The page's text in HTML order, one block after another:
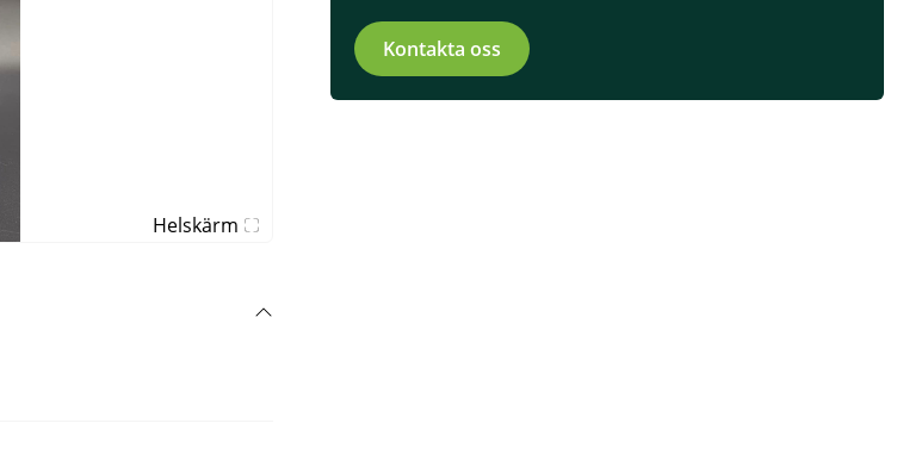
Helskärm
Kontakta oss